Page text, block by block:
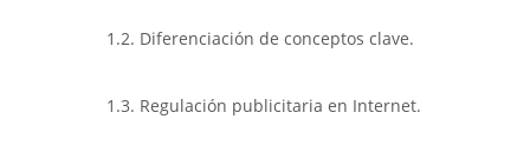
1.2. Diferenciación de conceptos clave.
1.3. Regulación publicitaria en Internet.